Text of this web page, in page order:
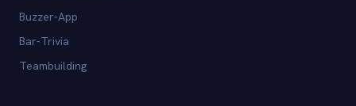
Buzzer-App
Bar-Trivia
Teambuilding